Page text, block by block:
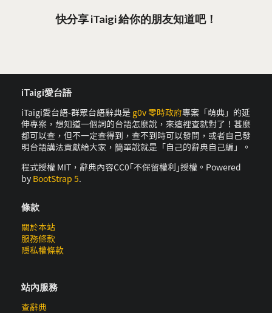
快分享 iTaigi 給你的朋友知道吧！
iTaigi愛台語
iTaigi愛台語-群眾台語辭典是 g0v 零時政府專案「萌典」的延
伸專案，想知道一個詞的台語怎麼說，來這裡查就對了！甚麼
都可以查，但不一定查得到，查不到時可以發問，或者自己發
明台語講法貢獻給大家，簡單說就是「自己的辭典自己編」。
程式授權 MIT，辭典內容CC0｢不保留權利｣授權。Powered
by BootStrap 5.
條款
關於本站
服務條款
隱私權條款
站內服務
查辭典